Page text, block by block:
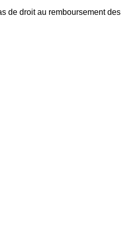
de droit au remboursement des